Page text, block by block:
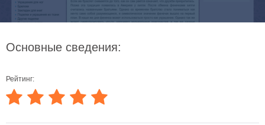
Основные сведения:
Рейтинг: